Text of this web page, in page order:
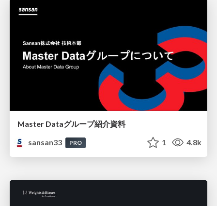
Master Dataグループ紹介資料
sansan33
PRO 1 4.8k